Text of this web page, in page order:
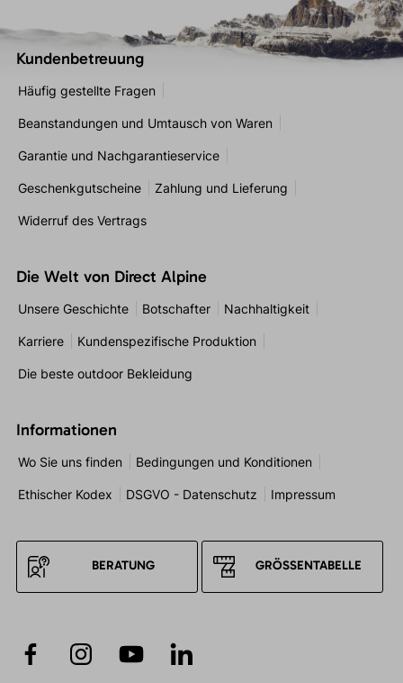
Kundenbetreuung
Häufig gestellte Fragen
Beanstandungen und Umtausch von Waren
Garantie und Nachgarantieservice
Geschenkgutscheine Zahlung und Lieferung
Widerruf des Vertrags
Die Welt von Direct Alpine
Unsere Geschichte Botschafter Nachhaltigkeit
Karriere Kundenspezifische Produktion
Die beste outdoor Bekleidung
Informationen
Wo Sie uns finden Bedingungen und Konditionen
Ethischer Kodex DSGVO - Datenschutz Impressum
BERATUNG GRÖSSENTABELLE